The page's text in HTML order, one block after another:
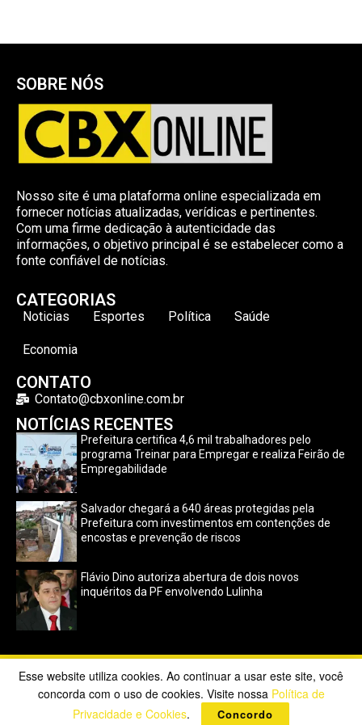
SOBRE NÓS
Nosso site é uma plataforma online especializada em
fornecer notícias atualizadas, verídicas e pertinentes.
Com uma firme dedicação à autenticidade das
informações, o objetivo principal é se estabelecer como a
fonte confiável de notícias.
CATEGORIAS
Noticias Esportes Política Saúde
Economia
CONTATO
Contato@cbxonline.com.br
NOTÍCIAS RECENTES
Prefeitura certifica 4,6 mil trabalhadores pelo
programa Treinar para Empregar e realiza Feirão de
Empregabilidade
Salvador chegará a 640 áreas protegidas pela
Prefeitura com investimentos em contenções de
encostas e prevenção de riscos
Flávio Dino autoriza abertura de dois novos
inquéritos da PF envolvendo Lulinha
Copyright ©2023 CBX Online. Todos os direitos reservados |
Desenvolvido porPoppy Sites.
Esse website utiliza cookies. Ao continuar a usar este site, você
concorda com o uso de cookies. Visite nossa Política de
Privacidade e Cookies. Concordo